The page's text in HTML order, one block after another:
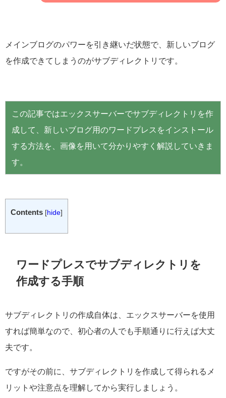
メインブログのパワーを引き継いだ状態で、新しいブログ
を作成できてしまうのがサブディレクトリです。
この記事ではエックスサーバーでサブディレクトリを作
成して、新しいブログ用のワードプレスをインストール
する方法を、画像を用いて分かりやすく解説していきま
す。
Contents [hide]
ワードプレスでサブディレクトリを
作成する手順
サブディレクトリの作成自体は、エックスサーバーを使用
すれば簡単なので、初心者の人でも手順通りに行えば大丈
夫です。
ですがその前に、サブディレクトリを作成して得られるメ
リットや注意点を理解してから実行しましょう。